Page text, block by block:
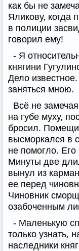
как бы не
Яликову, когда
в полиции
говорил ему!
- Я
княгини
Дело
заняться мною.
Всё не
на губе муху,
бросил.
высморкался в
не помогло.
Минуты две
вынул из
ее перед
Чиновник
озабоченным
- Маленькую
только узнать,
наследники